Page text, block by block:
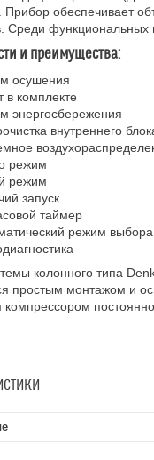
Прибор обеспечивает
Среди функциональных
и преимущества:
осушения
в комплекте
энергосбережения
внутреннего
режим
режим
запуск
таймер
режим выбора
колонного типа
простым монтажом и